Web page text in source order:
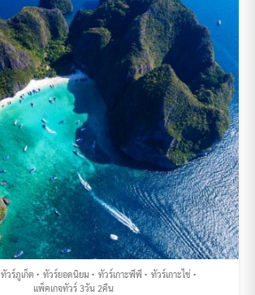
ทัวร์ภูเก็ต ทัวร์ยอดนิยม ทัวร์เกาะพีพี
ทัวร์เกาะไข่
แพ็คเกจทัวร์ 3วัน 2คืน